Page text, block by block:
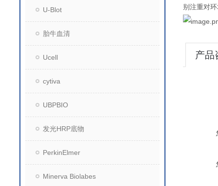
U-Blot
胎牛血清
Ucell
cytiva
UBPBIO
发光HRP底物
PerkinElmer
Minerva Biolabes
别注重对
产品